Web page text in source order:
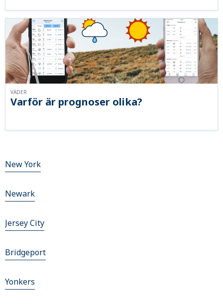
Varför är prognoser olika?
VÄDER
New York
Newark
Jersey City
Bridgeport
Yonkers